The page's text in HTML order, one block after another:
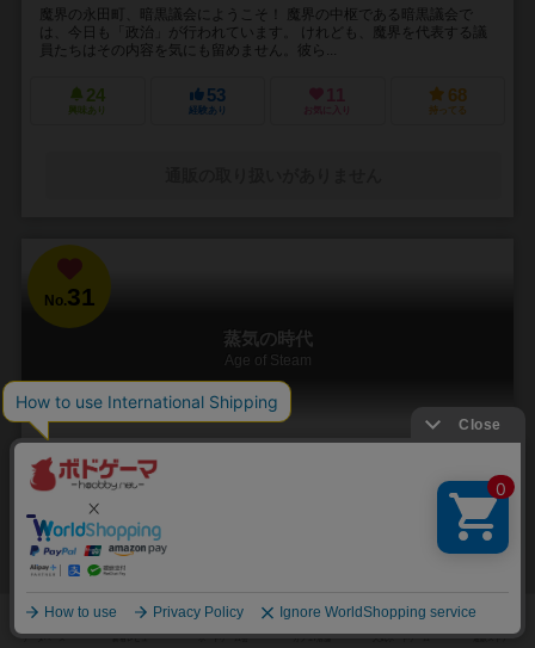
魔界の永田町、暗黒議会にようこそ！ 魔界の中枢である暗黒議会で
は、今日も「政治」が行われています。 けれども、魔界を代表する議
員たちはその内容を気にも留めません。彼ら...
24
興味あり
53
経験あり
11
お気に入り
68
持ってる
No.31
蒸気の時代
Age of Steam
1～6人 11件
鉄道路線を引くのは楽し。経営は苦し！
2003年国際ゲーマーズ賞受賞！ プレイヤーは鉄道会社のオーナーと
なり、株を発行して資金を得、鉄道を建設し、列車を走らせ、都市か
397 544 153 303